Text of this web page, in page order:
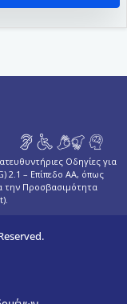
Οδηγίες για
2.1 – Επίπεδο AA, όπως
την Προσβασιμότητα